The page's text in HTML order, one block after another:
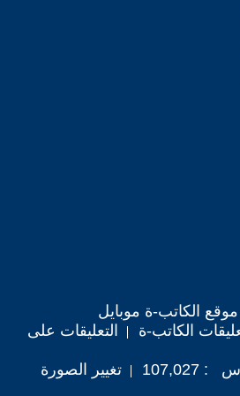
موقع الكاتب-ة موبايل
الكاتب-ة
التعليقات على
تغيير الصورة